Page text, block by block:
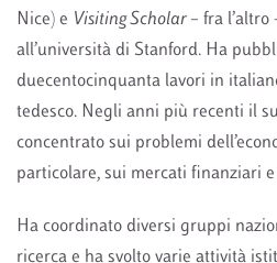
Nice) e Visiting Scholar– fra l’altro
all’università di Stanford. Ha
duecentocinquanta lavori in
tedesco. Negli anni più recenti il
concentrato sui problemi
particolare, sui mercati finanziari
Ha coordinato diversi gruppi
ricerca e ha svolto varie attività